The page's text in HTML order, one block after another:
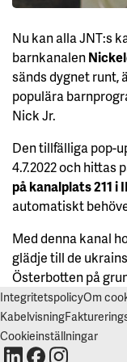
L
A
A
C
C
T
E
R
A
A
L
C
O
O
K
I
E
S
Nu kan alla JNT:s
barnkanalen
sänds dygnet runt,
populära
Nick Jr.
Den tillfälliga pop-
4.7.2022 och hittas
på kanalplats 211 i
automatiskt
Med denna kanal
glädje till de
Österbotten på
IntegritetspolicyOm
Kabelvisning
Cookieinställningar